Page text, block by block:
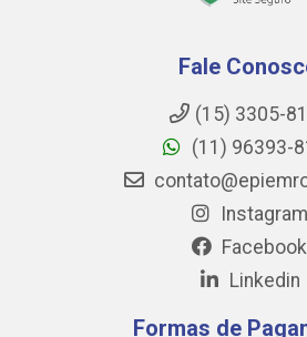
Fale
(15) 3305-
(11) 96393-
Instagram
Facebook
Linkedin
Formas de